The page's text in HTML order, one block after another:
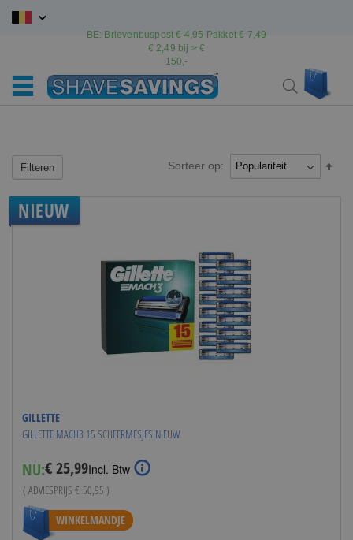
Ga
BE: Brievenbuspost € 4,95 Pakket € 7,49
€ 2,49 bij > €
150,-
Search
NIEUW
GILLETTE
GILLETTE MACH3 15 SCHEERMESJES NIEUW
NU:Special
Price
€ 25,99Incl. Btw
( ADVIESPRIJS € 50,95 )
WINKELMANDJE
Sorteer op:
Filteren